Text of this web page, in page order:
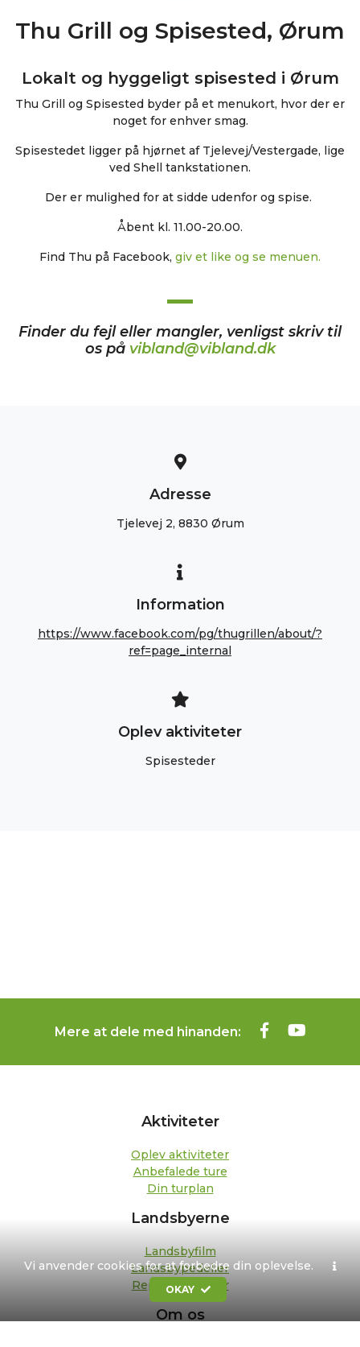
Vi anvender cookies for at forbedre din oplevelse.
OKAY
Thu Grill og Spisested, Ørum
Lokalt og hyggeligt spisested i Ørum
Thu Grill og Spisested byder på et menukort, hvor der er
noget for enhver smag.
Spisestedet ligger på hjørnet af Tjelevej/Vestergade, lige
ved Shell tankstationen.
Der er mulighed for at sidde udenfor og spise.
Åbent kl. 11.00-20.00.
Find Thu på Facebook, giv et like og se menuen.
Finder du fejl eller mangler, venligst skriv til
os på vibland@vibland.dk
Adresse
Tjelevej 2, 8830 Ørum
Information
https://www.facebook.com/pg/thugrillen/about/?
ref=page_internal
Oplev aktiviteter
Spisesteder
Mere at dele med hinanden:
Aktiviteter
Oplev aktiviteter
Anbefalede ture
Din turplan
Landsbyerne
Landsbyfilm
Landsbypedeller
Repræsentanter
Om os